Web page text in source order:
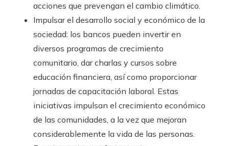
acciones que prevengan el cambio climático.
Impulsar el desarrollo social y económico de la
sociedad: los bancos pueden invertir en
diversos programas de crecimiento
comunitario, dar charlas y cursos sobre
educación financiera, así como proporcionar
jornadas de capacitación laboral. Estas
iniciativas impulsan el crecimiento económico
de las comunidades, a la vez que mejoran
considerablemente la vida de las personas.